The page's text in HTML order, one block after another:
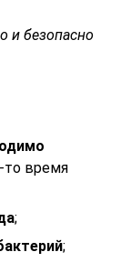
и безопасно
то время
;
;